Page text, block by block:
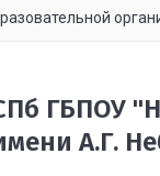
ГБПОУ
А.Г.